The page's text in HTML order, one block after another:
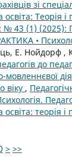
зі
освіта: Теорія
№ 43 (1)
•
Е. Нойдорф ,
до
мовленнєвої
віку ,
освіта: теорія
> >>